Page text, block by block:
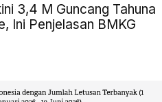
3,4 M Guncang Tahuna
Ini Penjelasan BMKG